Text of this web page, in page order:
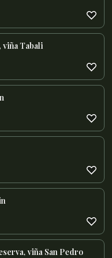
viña Tabali
viña San Pedro